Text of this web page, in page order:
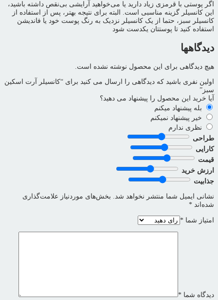
اگر پوستی با قرمزی زیاد دارید یا می‌خواهید آرایشی بی‌نقص داشته باشید،
این کانسیلر گزینه مناسبی است. البته برای نتیجه بهتر، پس از استفاده از
کانسیلر سبز، حتما از یک کانسیلر نزدیک به رنگ پوست خود یا فاندیشن
استفاده کنید تا پوستتان یکدست شود
دیدگاهها
هیچ دیدگاهی برای این محصول نوشته نشده است.
اولین نفری باشید که دیدگاهی را ارسال می کنید برای “کانسیلر آرت اسکین
سبز”
آیا خرید این محصول را پیشنهاد می دهید؟
بله پیشنهاد میکنم
خیر پیشنهاد نمیکنم
نظری ندارم
طراحی
کارایی
قیمت
ارزش خرید
جذابیت
نشانی ایمیل شما منتشر نخواهد شد. بخش‌های موردنیاز علامت‌گذاری
شده‌اند *
امتیاز شما *
دیدگاه شما *